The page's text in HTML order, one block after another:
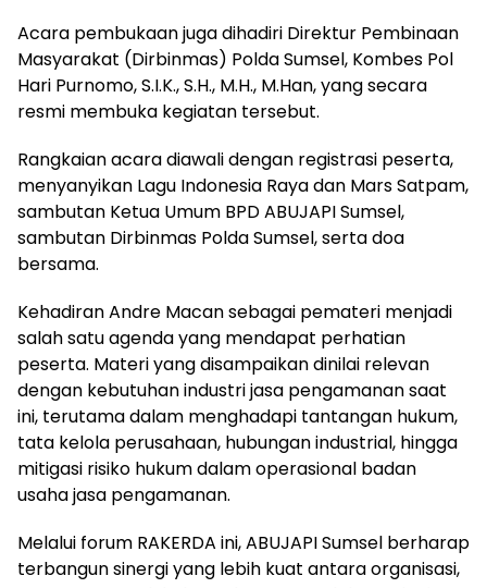
Acara pembukaan juga dihadiri Direktur Pembinaan
Masyarakat (Dirbinmas) Polda Sumsel, Kombes Pol
Hari Purnomo, S.I.K., S.H., M.H., M.Han, yang secara
resmi membuka kegiatan tersebut.
Rangkaian acara diawali dengan registrasi peserta,
menyanyikan Lagu Indonesia Raya dan Mars Satpam,
sambutan Ketua Umum BPD ABUJAPI Sumsel,
sambutan Dirbinmas Polda Sumsel, serta doa
bersama.
Kehadiran Andre Macan sebagai pemateri menjadi
salah satu agenda yang mendapat perhatian
peserta. Materi yang disampaikan dinilai relevan
dengan kebutuhan industri jasa pengamanan saat
ini, terutama dalam menghadapi tantangan hukum,
tata kelola perusahaan, hubungan industrial, hingga
mitigasi risiko hukum dalam operasional badan
usaha jasa pengamanan.
Melalui forum RAKERDA ini, ABUJAPI Sumsel berharap
terbangun sinergi yang lebih kuat antara organisasi,